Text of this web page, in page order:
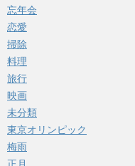
忘年会
恋愛
掃除
料理
旅行
映画
未分類
東京オリンピック
梅雨